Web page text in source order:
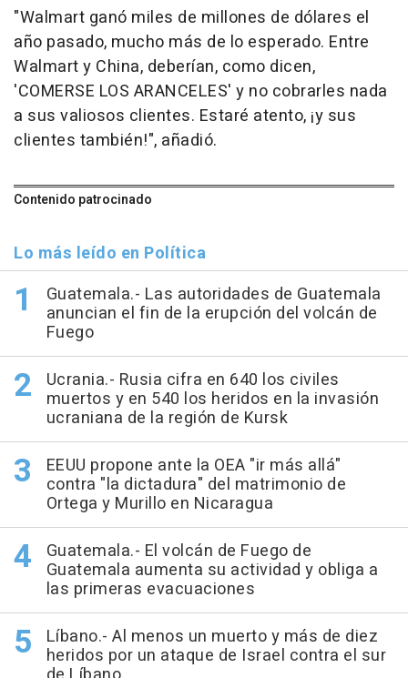
"Walmart ganó miles de millones de dólares el
año pasado, mucho más de lo esperado. Entre
Walmart y China, deberían, como dicen,
'COMERSE LOS ARANCELES' y no cobrarles nada
a sus valiosos clientes. Estaré atento, ¡y sus
clientes también!", añadió.
Contenido patrocinado
Lo más leído en Política
Guatemala.- Las autoridades de Guatemala
anuncian el fin de la erupción del volcán de
Fuego
Ucrania.- Rusia cifra en 640 los civiles
muertos y en 540 los heridos en la invasión
ucraniana de la región de Kursk
EEUU propone ante la OEA "ir más allá"
contra "la dictadura" del matrimonio de
Ortega y Murillo en Nicaragua
Guatemala.- El volcán de Fuego de
Guatemala aumenta su actividad y obliga a
las primeras evacuaciones
Líbano.- Al menos un muerto y más de diez
heridos por un ataque de Israel contra el sur